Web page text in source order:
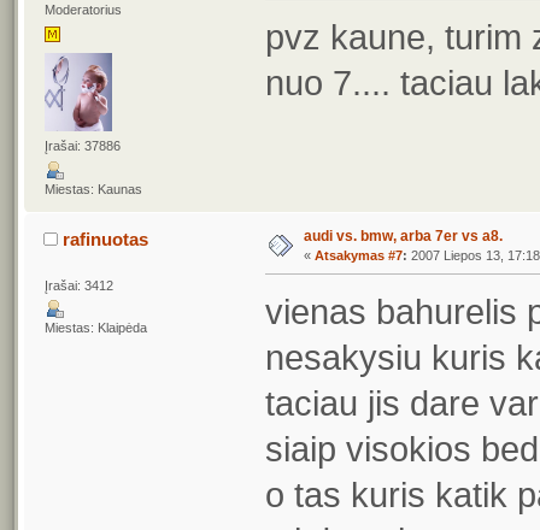
Moderatorius
Įrašai: 37886
Miestas: Kaunas
pvz kaune, turim
nuo 7.... taciau
rafinuotas
Įrašai: 3412
Miestas: Klaipėda
audi vs. bmw, arba 7er vs a8.
« Atsakymas #7: 2007 Liepos 13,
vienas bahurelis
nesakysiu kuris
taciau jis dare
siaip visokios
o tas kuris katik